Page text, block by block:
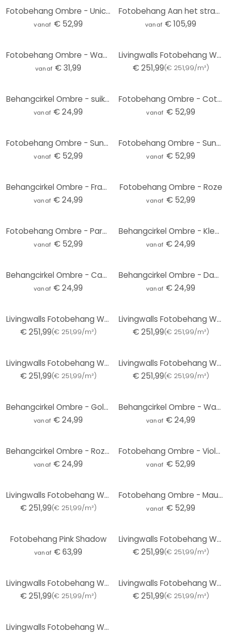
Fotobehang Ombre - Unicorn
vanaf € 52,99
Fotobehang Aan het strand – Ombre
vanaf € 105,99
Fotobehang Ombre - Watermeloen
vanaf € 31,99
Livingwalls Fotobehang Walls by Patel 3 Colour Studio
€ 251,99(€ 251,99/m²)
Behangcirkel Ombre - suikerspin droom - vliesbehang/zelfklevend vliesbehang
vanaf € 24,99
Fotobehang Ombre - Cotton Candy
vanaf € 52,99
Fotobehang Ombre - Sunrise
vanaf € 52,99
Fotobehang Ombre - Sunset
vanaf € 52,99
Behangcirkel Ombre - Frambozenijs - vliesbehang/zelfklevend vliesbehang
vanaf € 24,99
Fotobehang Ombre - Roze
vanaf € 52,99
Fotobehang Ombre - Paradijs
vanaf € 52,99
Behangcirkel Ombre - Kleurrijke dageraad - vliesbehang/zelfklevend vliesbehang
vanaf € 24,99
Behangcirkel Ombre - Cappuccino - vliesbehang/zelfklevend vliesbehang
vanaf € 24,99
Behangcirkel Ombre - Dageraad - vliesbehang/zelfklevend vliesbehang
vanaf € 24,99
Livingwalls Fotobehang Walls by Patel 3 Colour Studio
€ 251,99(€ 251,99/m²)
Livingwalls Fotobehang Walls by Patel 3 Colour Studio
€ 251,99(€ 251,99/m²)
Livingwalls Fotobehang Walls by Patel 3 Colour Studio
€ 251,99(€ 251,99/m²)
Livingwalls Fotobehang Walls by Patel 3 Over the Rainbow
€ 251,99(€ 251,99/m²)
Behangcirkel Ombre - Golven op het strand - vliesbehang/zelfklevend vliesbehang
vanaf € 24,99
Behangcirkel Ombre - Watermeloen - vliesbehang/zelfklevend vliesbehang
vanaf € 24,99
Behangcirkel Ombre - Roze zon - vliesbehang/zelfklevend vliesbehang
vanaf € 24,99
Fotobehang Ombre - Violet
vanaf € 52,99
Livingwalls Fotobehang Walls by Patel 3 Over the Rainbow
€ 251,99(€ 251,99/m²)
Fotobehang Ombre - Mauve
vanaf € 52,99
Fotobehang Pink Shadow
vanaf € 63,99
Livingwalls Fotobehang Walls by Patel 3 Workshop
€ 251,99(€ 251,99/m²)
Livingwalls Fotobehang Walls by Patel 3 Over the Rainbow
€ 251,99(€ 251,99/m²)
Livingwalls Fotobehang Walls by Patel 3 Workshop
€ 251,99(€ 251,99/m²)
Livingwalls Fotobehang Walls by Patel 3 Workshop